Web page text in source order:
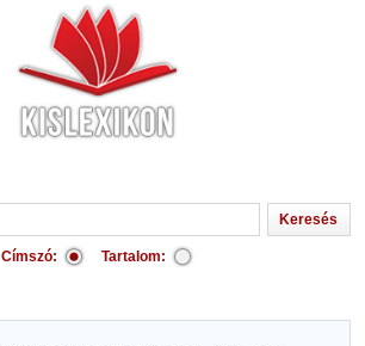
Címszó: Tartalom: